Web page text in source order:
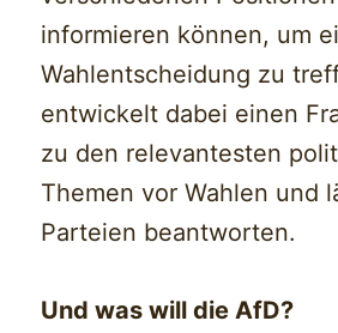
informieren können, um
Wahlentscheidung zu
entwickelt dabei einen
zu den relevantesten
Themen vor Wahlen und
Parteien beantworten.
Und was will die AfD?